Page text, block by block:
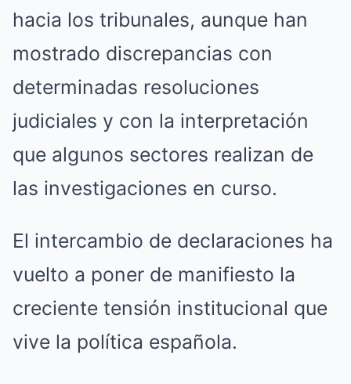
hacia los tribunales, aunque han
mostrado discrepancias con
determinadas resoluciones
judiciales y con la interpretación
que algunos sectores realizan de
las investigaciones en curso.
El intercambio de declaraciones ha
vuelto a poner de manifiesto la
creciente tensión institucional que
vive la política española.